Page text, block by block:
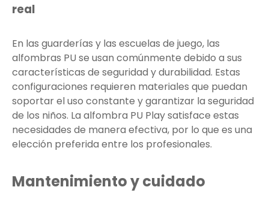
real
En las guarderías y las escuelas de juego, las
alfombras PU se usan comúnmente debido a sus
características de seguridad y durabilidad. Estas
configuraciones requieren materiales que puedan
soportar el uso constante y garantizar la seguridad
de los niños. La alfombra PU Play satisface estas
necesidades de manera efectiva, por lo que es una
elección preferida entre los profesionales.
Mantenimiento y cuidado